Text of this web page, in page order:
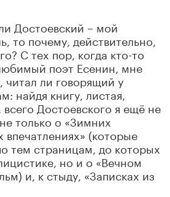
Достоевский – мой
то почему, действительно,
С тех пор, когда кто-то
поэт Есенин, мне
читал ли говорящий у
найдя книгу, листая,
Достоевского я ещё не
только о «Зимних
впечатлениях» (которые
тем страницам, до которых
но и о «Вечном
и, к стыду, «Записках из